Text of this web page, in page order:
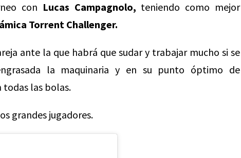
con Lucas Campagnolo, teniendo como mejor
Torrent Challenger.
ante la que habrá que sudar y trabajar mucho si se
la maquinaria y en su punto óptimo de
las bolas.
grandes jugadores.